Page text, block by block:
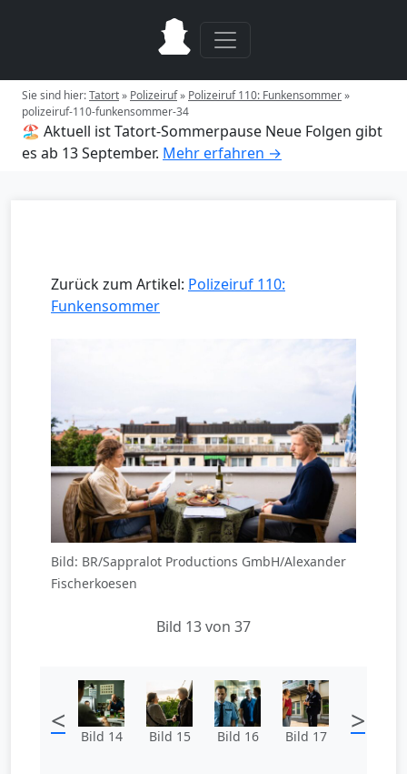
Sie sind hier:Tatort» Polizeiruf» Polizeiruf 110: Funkensommer»
polizeiruf-110-funkensommer-34
🏖️ Aktuell ist Tatort-Sommerpause Neue Folgen gibt
es ab 13 September. Mehr erfahren →
Zurück zum Artikel: Polizeiruf 110:
Funkensommer
Bild: BR/Sappralot Productions GmbH/Alexander
Fischerkoesen
Bild 13 von 37
< Bild 14 Bild 15 Bild 16 Bild 17 >